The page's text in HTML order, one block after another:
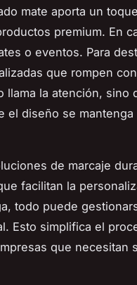
mate aporta un
premium. En
o eventos. Para
que rompen
la atención, sino
el diseño se mantenga
de marcaje
facilitan la
todo puede
Esto simplifica el
que necesitan